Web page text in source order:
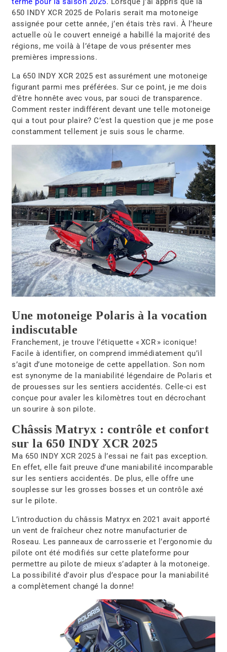
650 INDY XCR 2025 de Polaris serait ma motoneige
assignée pour cette année, j’en étais très ravi. À l’heure
actuelle où le couvert enneigé a habillé la majorité des
régions, me voilà à l’étape de vous présenter mes
premières impressions.
La 650 INDY XCR 2025 est assurément une motoneige
figurant parmi mes préférées. Sur ce point, je me dois
d’être honnête avec vous, par souci de transparence.
Comment rester indifférent devant une telle motoneige
qui a tout pour plaire? C’est la question que je me pose
constamment tellement je suis sous le charme.
Une motoneige Polaris à la vocation
indiscutable
Franchement, je trouve l’étiquette « XCR » iconique!
Facile à identifier, on comprend immédiatement qu’il
s’agit d’une motoneige de cette appellation. Son nom
est synonyme de la maniabilité légendaire de Polaris et
de prouesses sur les sentiers accidentés. Celle-ci est
conçue pour avaler les kilomètres tout en décrochant
un sourire à son pilote.
Châssis Matryx : contrôle et confort
sur la 650 INDY XCR 2025
Ma 650 INDY XCR 2025 à l’essai ne fait pas exception.
En effet, elle fait preuve d’une maniabilité incomparable
sur les sentiers accidentés. De plus, elle offre une
souplesse sur les grosses bosses et un contrôle axé
sur le pilote.
L’introduction du châssis Matryx en 2021 avait apporté
un vent de fraîcheur chez notre manufacturier de
Roseau. Les panneaux de carrosserie et l’ergonomie du
pilote ont été modifiés sur cette plateforme pour
permettre au pilote de mieux s’adapter à la motoneige.
La possibilité d’avoir plus d’espace pour la maniabilité
a complètement changé la donne!